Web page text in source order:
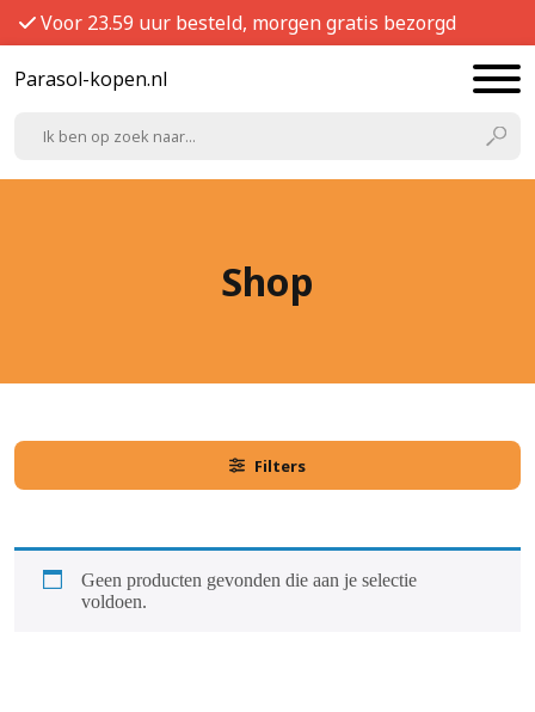
Voor 23.59 uur besteld, morgen gratis bezorgd
Parasol-kopen.nl
Shop
Filters
Geen producten gevonden die aan je selectie
voldoen.